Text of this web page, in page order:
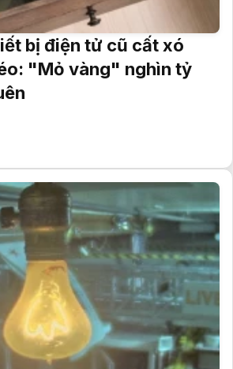
bị điện tử cũ cất xó
"Mỏ vàng" nghìn tỷ